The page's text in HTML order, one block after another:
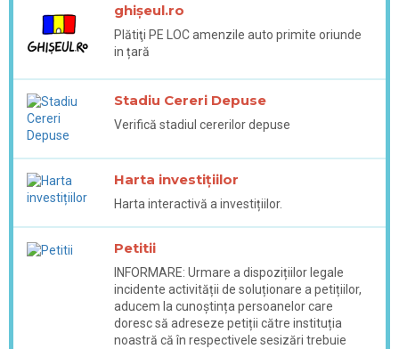
ghișeul.ro
Plătiţi PE LOC amenzile auto primite oriunde
in țară
Stadiu Cereri Depuse
Verifică stadiul cererilor depuse
Harta investițiilor
Harta interactivă a investițiilor.
Petitii
INFORMARE: Urmare a dispozițiilor legale
incidente activității de soluționare a petițiilor,
aducem la cunoștința persoanelor care
doresc să adreseze petiții către instituția
noastră că în respectivele sesizări trebuie